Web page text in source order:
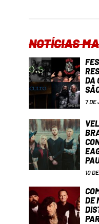
NOTÍCIAS
DA
7 DE
10
DE